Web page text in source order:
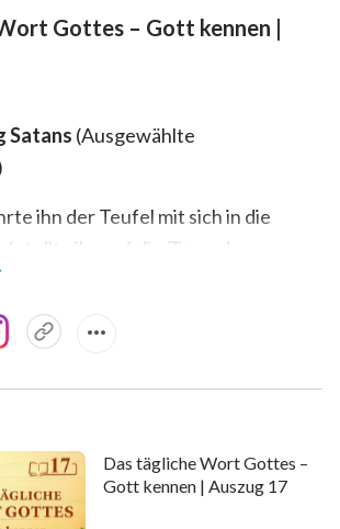
Gottes – Gott kennen |
Satans (Ausgewählte
ihn der Teufel mit sich in die
stellte ihn auf die Zinne des
zu ihm: Bist du Gottes Sohn, so
es steht geschrieben: Er wird
dir Befehl tun, und sie werden
Da sprach Jesus zu ihm,
nicht versuchen.
über diese Aussage Satans
Das tägliche Wort Gottes –
Gott kennen | Auszug 17